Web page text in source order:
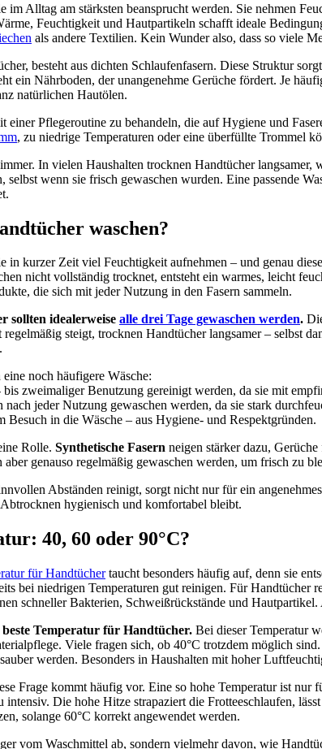
im Alltag am stärksten beansprucht werden. Sie nehmen
Feuchtigkeit und Hautpartikeln schafft ideale
als andere Textilien. Kein Wunder also, dass so viele
besteht aus dichten Schlaufenfasern. Diese Struktur
ein Nährboden, der unangenehme Gerüche fördert. Je
natürlichen Hautölen.
Pflegeroutine zu behandeln, die auf Hygiene und
, zu niedrige Temperaturen oder eine überfüllte Trommel
In vielen Haushalten trocknen Handtücher
selbst wenn sie frisch gewaschen wurden. Eine passende
waschen?
in kurzer Zeit viel Feuchtigkeit aufnehmen – und genau
nicht vollständig trocknet, entsteht ein warmes, leicht
die sich mit jeder Nutzung in den Fasern sammeln.
sollten idealerweise alle drei Tage gewaschen werden.
steigt, trocknen Handtücher langsamer – selbst
noch häufigere Wäsche:
bis zweimaliger Benutzung gereinigt werden, da sie mit
nach jeder Nutzung gewaschen werden, da sie stark
Besuch in die Wäsche – aus Hygiene- und Respektgründen.
Rolle. Synthetische Fasern neigen stärker dazu,
genauso regelmäßig gewaschen werden, um frisch zu
Abständen reinigt, sorgt nicht nur für ein
hygienisch und komfortabel bleibt.
40, 60 oder 90°C?
für Handtüchertaucht besonders häufig auf, denn sie
bei niedrigen Temperaturen gut reinigen. Für
schneller Bakterien, Schweißrückstände und
beste Temperatur für Handtücher. Bei dieser Temperatur
Viele fragen sich, ob 40°C trotzdem möglich
werden. Besonders in Haushalten mit hoher
Frage kommt häufig vor. Eine so hohe Temperatur ist
intensiv. Die hohe Hitze strapaziert die Frotteeschlaufen,
solange 60°C korrekt angewendet werden.
vom Waschmittel ab, sondern vielmehr davon, wie